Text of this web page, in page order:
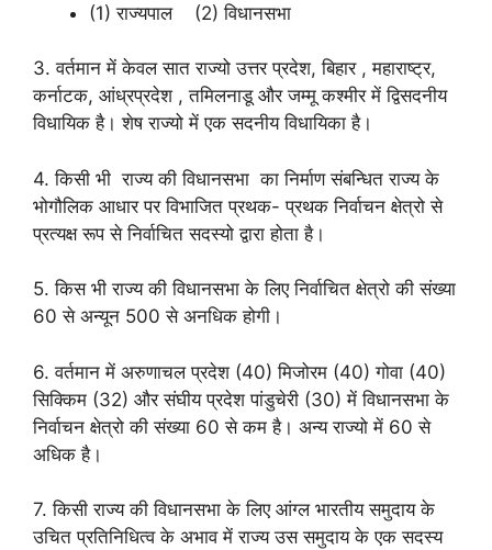
(1) राज्यपाल (2) विधानसभा
3. वर्तमान में केवल सात राज्यो उत्तर प्रदेश, बिहार , महाराष्ट्र,
कर्नाटक, आंध्रप्रदेश , तमिलनाडू और जम्मू कश्मीर में द्विसदनीय
विधायिक है। शेष राज्यो में एक सदनीय विधायिका है।
4. किसी भी राज्य की विधानसभा का निर्माण संबन्धित राज्य के
भोगौलिक आधार पर विभाजित प्रथक- प्रथक निर्वाचन क्षेत्रो से
प्रत्यक्ष रूप से निर्वाचित सदस्यो द्वारा होता है।
5. किस भी राज्य की विधानसभा के लिए निर्वाचित क्षेत्रो की संख्या
60 से अन्यून 500 से अनधिक होगी।
6. वर्तमान में अरुणाचल प्रदेश (40) मिजोरम (40) गोवा (40)
सिक्किम (32) और संघीय प्रदेश पांडुचेरी (30) में विधानसभा के
निर्वाचन क्षेत्रो की संख्या 60 से कम है। अन्य राज्यो में 60 से
अधिक है।
7. किसी राज्य की विधानसभा के लिए आंग्ल भारतीय समुदाय के
उचित प्रतिनिधित्व के अभाव में राज्य उस समुदाय के एक सदस्य